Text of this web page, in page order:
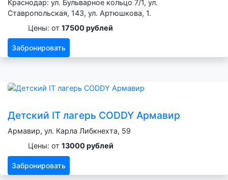
Краснодар: ул. Бульварное кольцо 7/1, ул.
Ставропольская, 143, ул. Артюшкова, 1.
Цены: от 17500 рублей
Забронировать
Детский IT лагерь CODDY Армавир
Армавир, ул. Карла Либкнехта, 59
Цены: от 13000 рублей
Забронировать